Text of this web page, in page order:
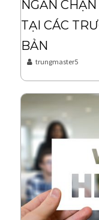
NGĂN
TẠI CÁC
BẢN
trungmaster5